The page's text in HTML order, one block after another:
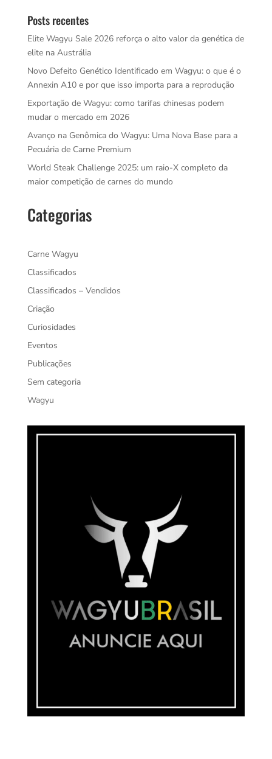
Posts recentes
Elite Wagyu Sale 2026 reforça o alto valor da genética de
elite na Austrália
Novo Defeito Genético Identificado em Wagyu: o que é o
Annexin A10 e por que isso importa para a reprodução
Exportação de Wagyu: como tarifas chinesas podem
mudar o mercado em 2026
Avanço na Genômica do Wagyu: Uma Nova Base para a
Pecuária de Carne Premium
World Steak Challenge 2025: um raio-X completo da
maior competição de carnes do mundo
Categorias
Carne Wagyu
Classificados
Classificados – Vendidos
Criação
Curiosidades
Eventos
Publicações
Sem categoria
Wagyu